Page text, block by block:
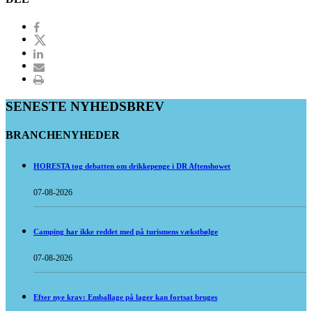
SENESTE NYHEDSBREV
BRANCHENYHEDER
HORESTA tog debatten om drikkepenge i DR Aftenshowet
07-08-2026
Camping har ikke reddet med på turismens vækstbølge
07-08-2026
Efter nye krav: Emballage på lager kan fortsat bruges